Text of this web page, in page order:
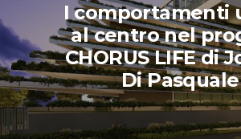
I comportamenti
al centro nel
CHORUS LIFE di
Di Pasquale